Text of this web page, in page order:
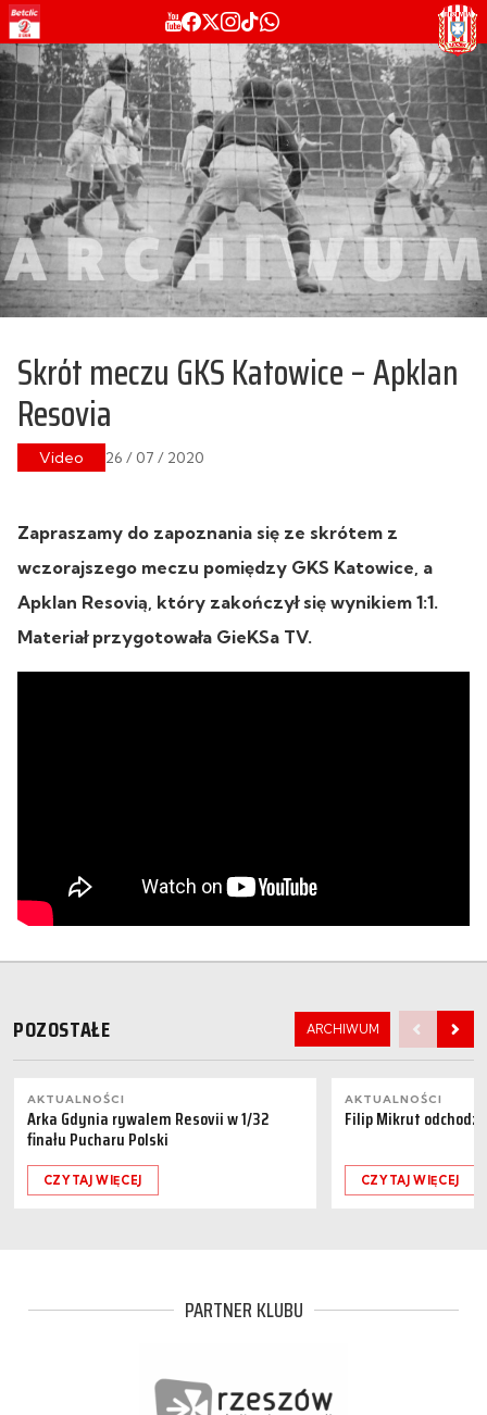
Skrót meczu GKS Katowice – Apklan
Resovia
Video 26 / 07 / 2020
Zapraszamy do zapoznania się ze skrótem z
wczorajszego meczu pomiędzy GKS Katowice, a
Apklan Resovią, który zakończył się wynikiem 1:1.
Materiał przygotowała GieKSa TV.
POZOSTAŁE ARCHIWUM
AKTUALNOŚCI
Arka Gdynia rywalem Resovii w 1/32
finału Pucharu Polski
CZYTAJ WIĘCEJ
AKTUALNOŚCI
Filip Mikrut
CZYTAJ WIĘCEJ
PARTNER KLUBU